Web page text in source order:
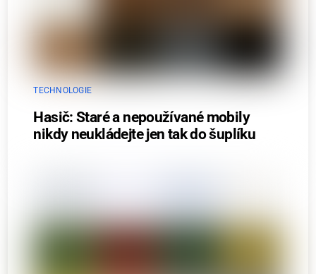
TECHNOLOGIE
Hasič: Staré a nepoužívané mobily
nikdy neukládejte jen tak do šuplíku